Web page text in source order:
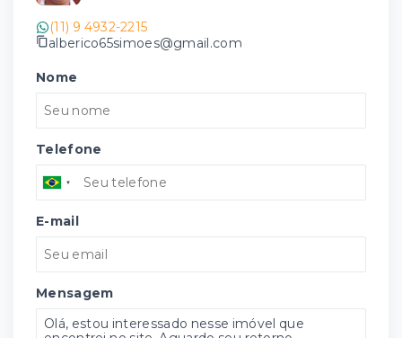
(11) 9 4932-2215
alberico65simoes@gmail.com
Nome
Telefone
E-mail
Mensagem